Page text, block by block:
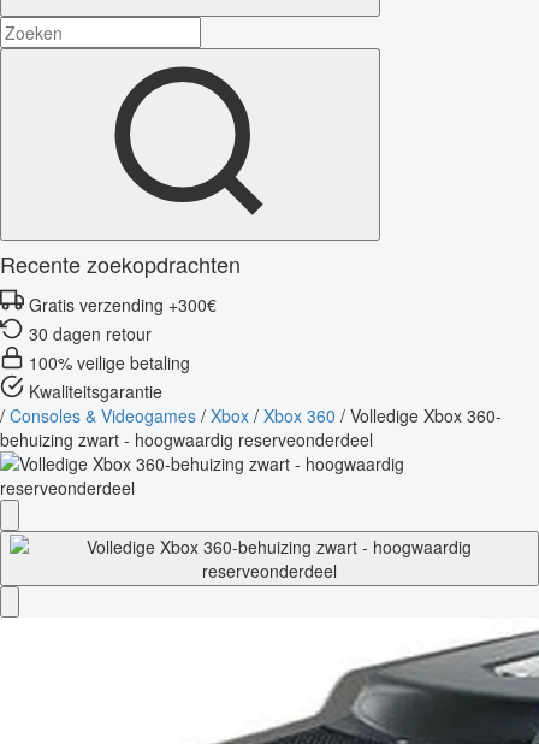
Recente zoekopdrachten
Gratis verzending +300€
30 dagen retour
100% veilige betaling
Kwaliteitsgarantie
/ Consoles & Videogames / Xbox / Xbox 360 / Volledige Xbox 360-
behuizing zwart - hoogwaardig reserveonderdeel